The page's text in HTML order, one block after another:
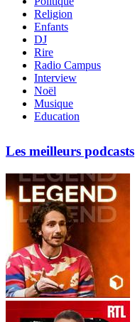
Religion
Enfants
DJ
Rire
Radio Campus
Interview
Noël
Musique
Education
Les meilleurs podcasts